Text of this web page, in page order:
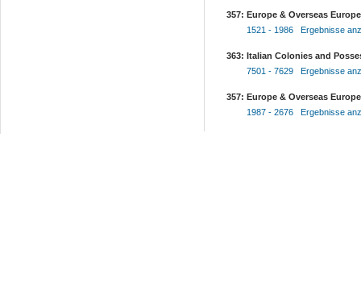
357: Europe & Overseas
1521 - 1986 Ergebnisse
363: Italian Colonies and
7501 - 7629 Ergebnisse
357: Europe & Overseas
1987 - 2676 Ergebnisse